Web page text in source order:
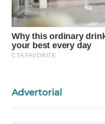
Advertorial
WAHANA
SPORT
WAHANA
WAHANA